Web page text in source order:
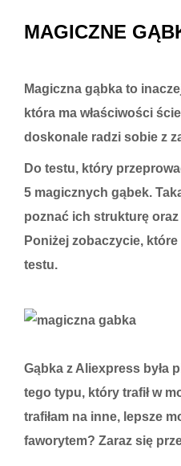
MAGICZNE
Magiczna gąbka to
która ma właściwości
doskonale radzi sobie z
Do testu, który
5 magicznych gąbek.
poznać ich strukturę
Poniżej zobaczycie,
testu.
Gąbka z Aliexpress była
tego typu, który trafił w
trafiłam na inne, lepsze
faworytem? Zaraz się